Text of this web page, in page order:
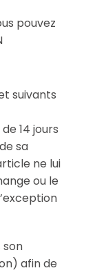
pouvez
suivants
14 jours
sa
ne lui
ou le
afin de